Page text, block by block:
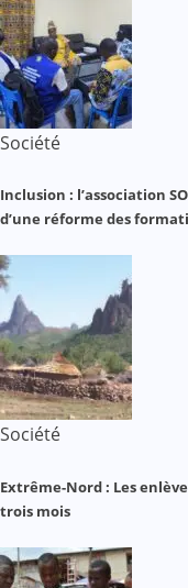
Société
Inclusion : l’association
d’une réforme des
Société
Extrême-Nord : Les
trois mois